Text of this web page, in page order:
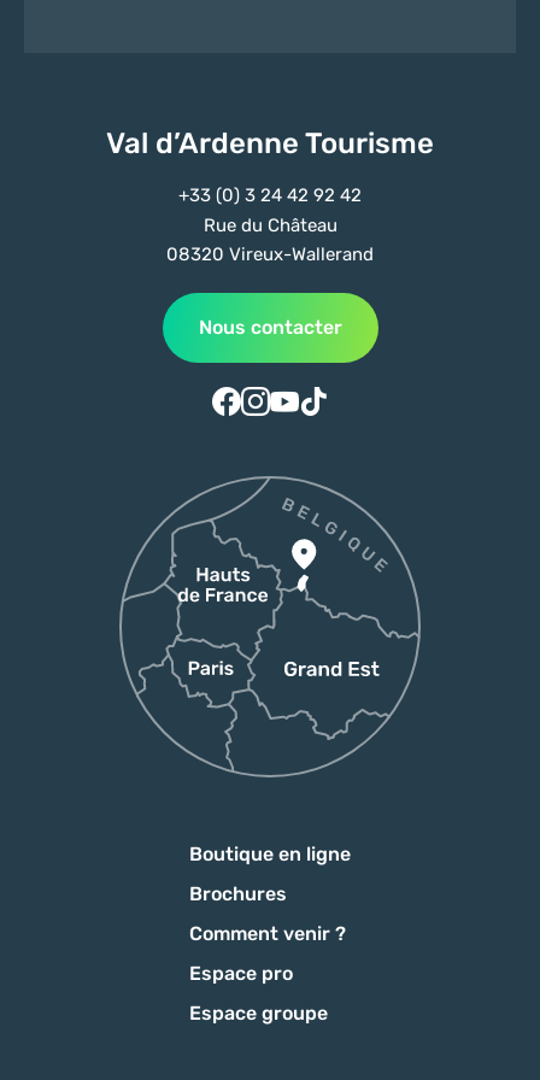
Val d’Ardenne Tourisme
+33 (0) 3 24 42 92 42
Rue du Château
08320 Vireux-Wallerand
Nous contacter
Suivez-nous sur Facebook
Suivez-nous sur Instagram
Suivez-nous sur Youtube
Suivez-nous sur Tiktok
Boutique en ligne
Brochures
Comment venir ?
Espace pro
Espace groupe